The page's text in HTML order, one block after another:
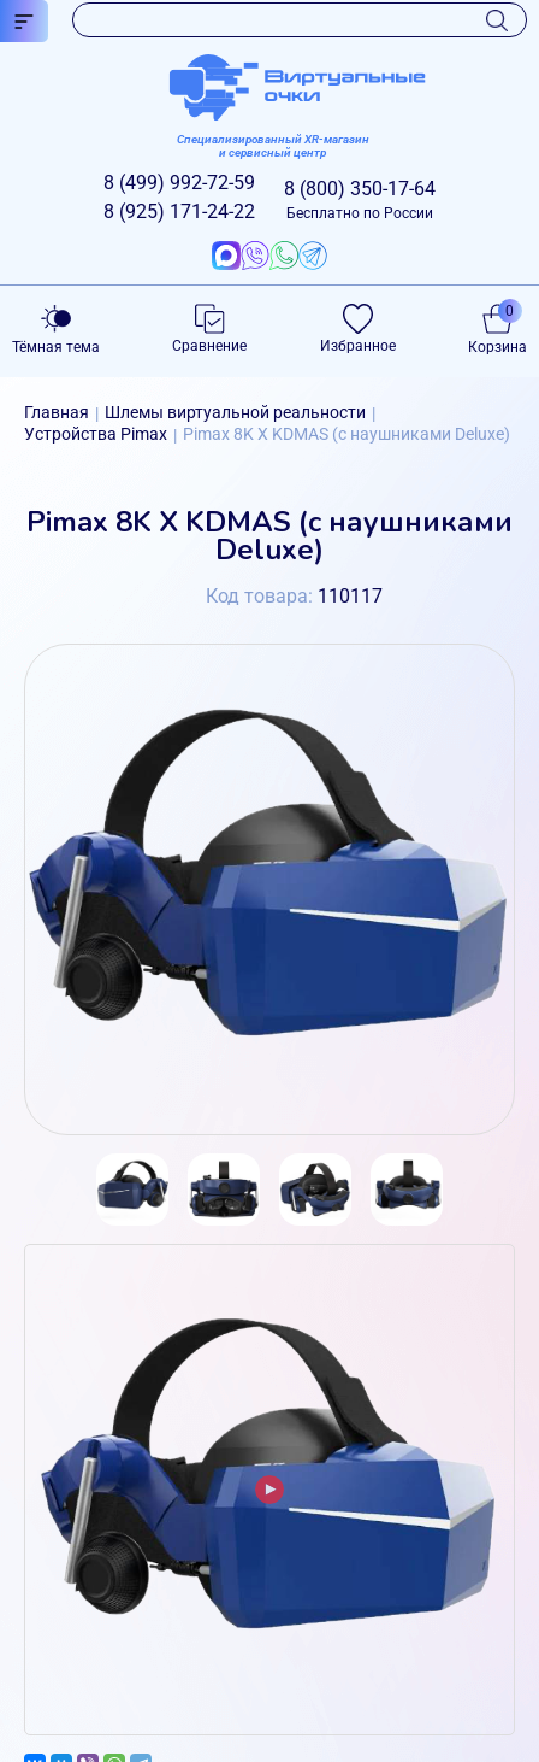
Специализированный XR-магазин
и сервисный центр
8 (499) 992-72-59
8 (925) 171-24-22
8 (800) 350-17-64
Бесплатно по России
Тёмная тема Сравнение Избранное Корзина
0
Главная | Шлемы виртуальной реальности |
Устройства Pimax | Pimax 8K X KDMAS (с наушниками Deluxe)
Pimax 8K X KDMAS (с наушниками
Deluxe)
Код товара: 110117